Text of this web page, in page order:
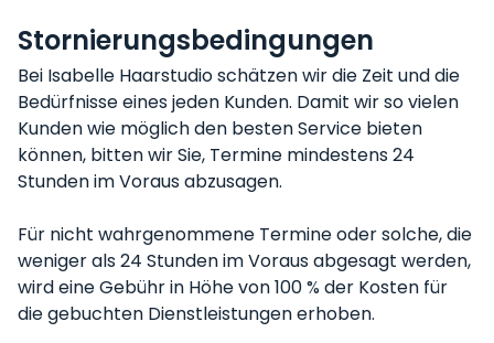
Stornierungsbedingungen
Bei Isabelle Haarstudio schätzen wir die Zeit und die
Bedürfnisse eines jeden Kunden. Damit wir so vielen
Kunden wie möglich den besten Service bieten
können, bitten wir Sie, Termine mindestens 24
Stunden im Voraus abzusagen.
Für nicht wahrgenommene Termine oder solche, die
weniger als 24 Stunden im Voraus abgesagt werden,
wird eine Gebühr in Höhe von 100 % der Kosten für
die gebuchten Dienstleistungen erhoben.